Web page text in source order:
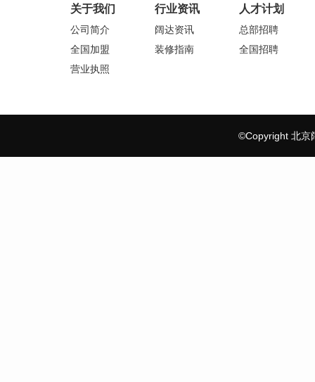
关于我们
公司简介
全国加盟
营业执照
行业资讯
阔达资讯
装修指南
人才计划
总部招聘
全国招聘
©Copyright 北京